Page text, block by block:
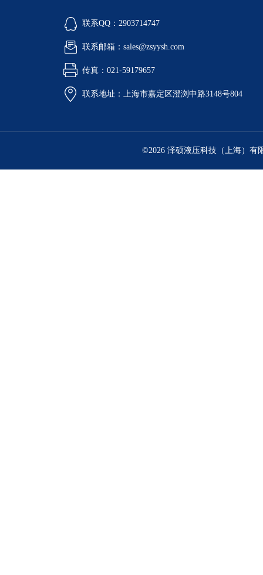
联系QQ：2903714747
联系邮箱：sales@zsyysh.com
传真：021-59179657
联系地址：上海市嘉定区澄浏中路3148号804
©2026 泽硕液压科技（上海）有